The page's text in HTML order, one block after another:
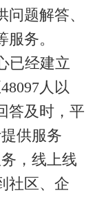
题解答、
务。
已经建立
人以
答及时，平
供服务
，线上线
社区、企